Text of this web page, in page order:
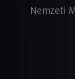
Nemzeti